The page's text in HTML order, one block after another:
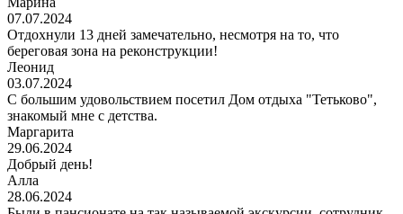
07.07.2024
Отдохнули 13 дней замечательно, несмотря на то, что
береговая зона на реконструкции!
Леонид
03.07.2024
С большим удовольствием посетил Дом отдыха "Тетьково",
знакомый мне с детства.
Маргарита
29.06.2024
Добрый день!
Алла
28.06.2024